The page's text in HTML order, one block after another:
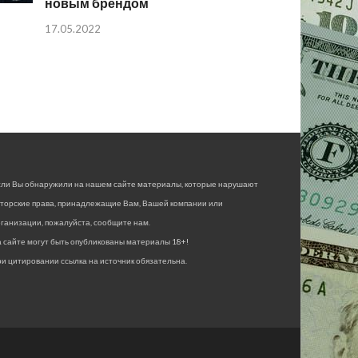
17.05.2022
Вы обнаружили на нашем сайте материалы, которые нарушают
права, принадлежащие Вам, Вашей компании или
пожалуйста, сообщите нам.
сайте могут быть опубликованы материалы 18+!
цитировании ссылка на источник обязательна.